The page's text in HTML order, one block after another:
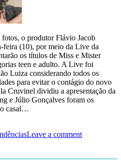
o produtor Flávio Jacob
feira (10), por meio da Live da
os títulos de Miss e Mister
teen e adulto. A Live foi
Luiza considerando todos os
para evitar o contágio do novo
Cruvinel dividiu a apresentação da
e Júlio Gonçalves foram os
o casal…
Leave a comment